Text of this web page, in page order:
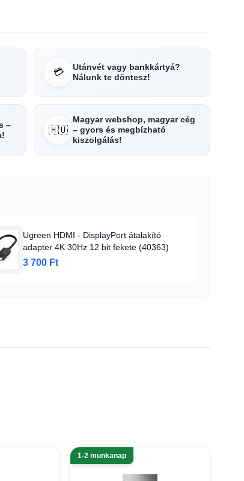
💳
Utánvét vagy bankkártyá?
Nálunk te döntesz!
–
🇭🇺
Magyar webshop, magyar cég
– gyors és megbízható
kiszolgálás!
Ugreen HDMI - DisplayPort átalakító
adapter 4K 30Hz 12 bit fekete (40363)
3 700 Ft
1-2 munkanap